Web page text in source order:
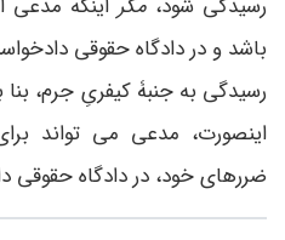
رسیدگی شود،مگر اینکه مدعی
باشد و در دادگاه حقوقی
رسیدگی به جنبۀ کیفریِ جرم، بنا
اینصورت، مدعی می ­تواند
ضررهای خود، در دادگاه